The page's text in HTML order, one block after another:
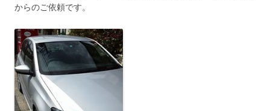
からのご依頼です。